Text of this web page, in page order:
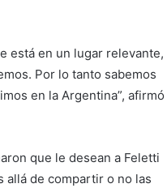
está en un lugar relevante,
Por lo tanto sabemos
en la Argentina”, afirmó
que le desean a Feletti
allá de compartir o no las